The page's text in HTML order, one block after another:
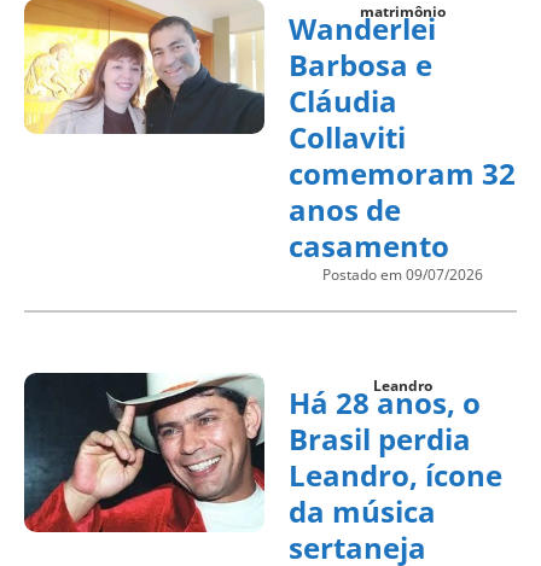
matrimônio
Wanderlei
Barbosa e
Cláudia
Collaviti
comemoram 32
anos de
casamento
Postado em 09/07/2026
Leandro
Há 28 anos, o
Brasil perdia
Leandro, ícone
da música
sertaneja